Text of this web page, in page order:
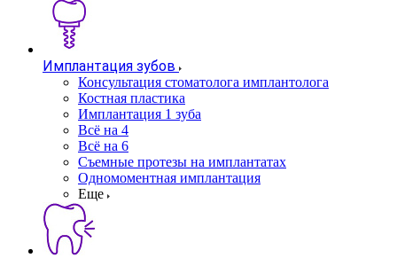
Имплантация зубов
Консультация стоматолога имплантолога
Костная пластика
Имплантация 1 зуба
Всё на 4
Всё на 6
Съемные протезы на имплантатах
Одномоментная имплантация
Еще